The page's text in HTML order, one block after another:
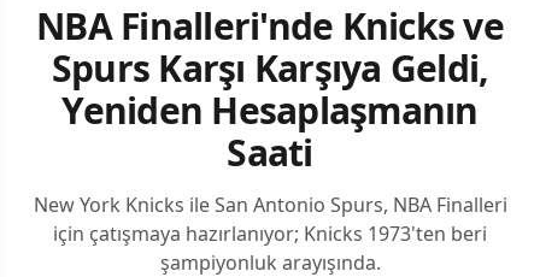
NBA Finalleri'nde Knicks ve
Spurs Karşı Karşıya Geldi,
Yeniden Hesaplaşmanın
Saati
New York Knicks ile San Antonio Spurs, NBA Finalleri
için çatışmaya hazırlanıyor; Knicks 1973'ten beri
şampiyonluk arayışında.